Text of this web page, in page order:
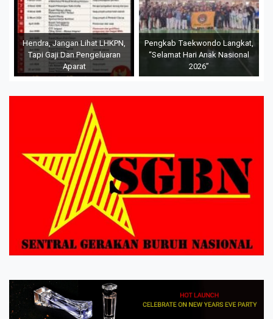
Hendra, Jangan Lihat LHKPN,
Tapi Gaji Dan Pengeluaran
Aparat
Pengkab Taekwondo Langkat,
“Selamat Hari Anak Nasional
2026”